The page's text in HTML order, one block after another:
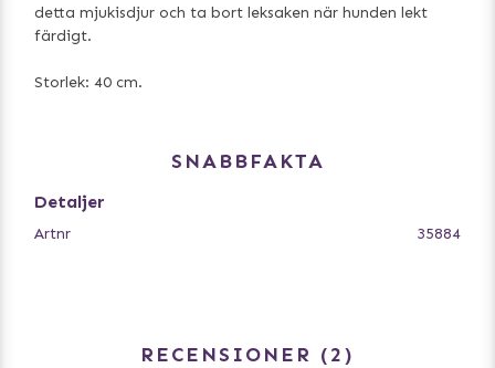
detta mjukisdjur och ta bort leksaken när hunden lekt
färdigt.
Storlek: 40 cm.
SNABBFAKTA
Detaljer
Artnr 35884
RECENSIONER 2